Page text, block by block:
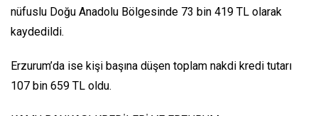
nüfuslu Doğu Anadolu Bölgesinde 73 bin 419 TL olarak
kaydedildi.
Erzurum’da ise kişi başına düşen toplam nakdi kredi tutarı
107 bin 659 TL oldu.